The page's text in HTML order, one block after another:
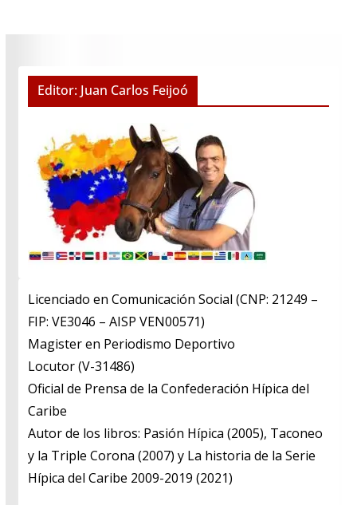
Editor: Juan Carlos Feijoó
Licenciado en Comunicación Social (CNP: 21249 –
FIP: VE3046 – AISP VEN00571)
​Magister en Periodismo Deportivo
​Locutor (V-31486)
​Oficial de Prensa de la Confederación Hípica del
Caribe
​Autor de los libros: Pasión Hípica (2005), Taconeo
y la Triple Corona (2007) y La historia de la Serie
Hípica del Caribe 2009-2019 (2021)